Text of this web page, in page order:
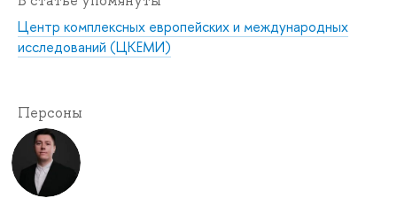
Центр комплексных европейских и международных
исследований (ЦКЕМИ)
Персоны